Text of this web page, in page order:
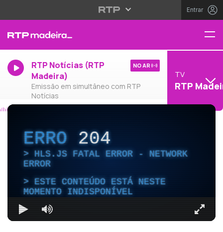
Entrar
RTP Notícias (RTP
Madeira)
Emissão em simultâneo com RTP
Notícias
NO AR
TV
RTP
ERRO204
HLS.JS FATAL ERROR - NETWORK
ERROR
ESTE CONTEÚDO ESTÁ NESTE
MOMENTO INDISPONÍVEL